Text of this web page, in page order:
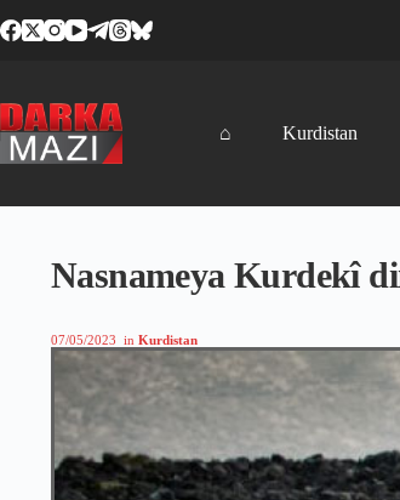
to
⌂ Kurdistan
Nasnameya Kurdekî
07/05/2023 in Kurdistan